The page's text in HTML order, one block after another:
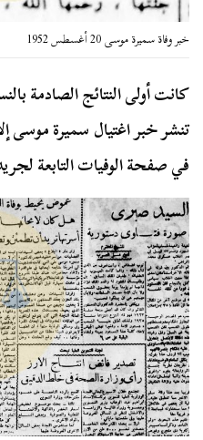
خبر وفاة سميرة موسى 20 أغسطس 1952
كانت أولى النتائج الصادمة
في صفحة الوفيات التابعة